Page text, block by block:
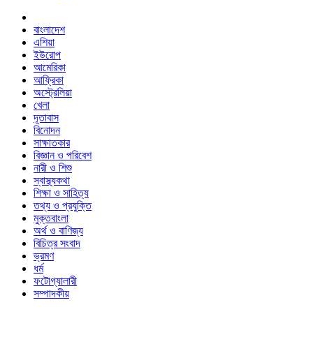
বাংলাদেশ
এশিয়া
ইউরোপ
আমেরিকা
আফ্রিকা
অস্ট্রেলিয়া
খেলা
দূতাবাস
বিনোদন
সাক্ষাতকার
বিজ্ঞান ও পরিবেশ
নারী ও শিশু
স্বাস্থ্যকথা
শিক্ষা ও সাহিত্য
তথ্য ও প্রযুক্তি
মুক্তবাংলা
অর্থ ও বাণিজ্য
বিচিত্র সংবাদ
ভ্রমণ
ধর্ম
ফটোগ্যালারী
সম্পাদকীয়